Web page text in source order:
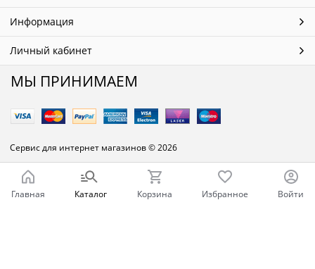
Информация
Личный кабинет
МЫ ПРИНИМАЕМ
Сервис для интернет магазинов© 2026
Главная Каталог Корзина Избранное Войти